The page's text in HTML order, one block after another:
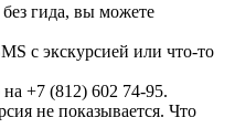
без гида, вы можете
с экскурсией или что-то
‭+7 (812) 602 74-95.
не показывается. Что